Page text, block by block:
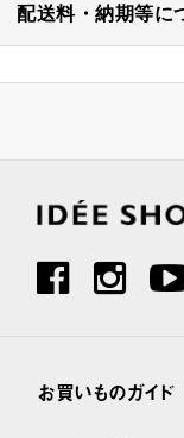
配送料・納期等に
お買いものガイド